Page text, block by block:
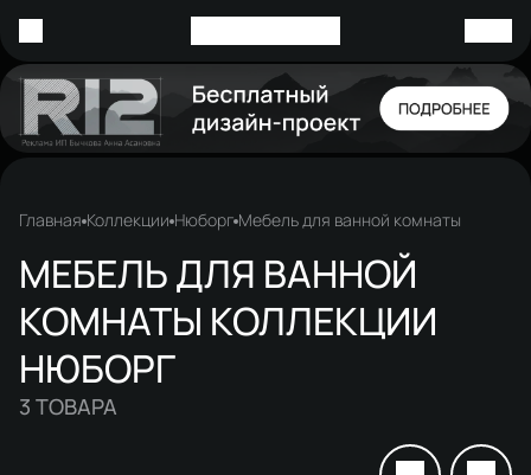
Главная Коллекции Нюборг Мебель для ванной комнаты
МЕБЕЛЬ ДЛЯ ВАННОЙ
КОМНАТЫ КОЛЛЕКЦИИ
НЮБОРГ
3 ТОВАРА